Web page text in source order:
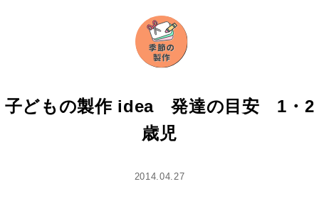
子どもの製作 idea 発達の目安 1・2
歳児
2014.04.27